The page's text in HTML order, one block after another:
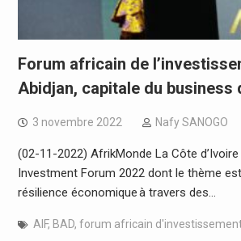
Forum africain de
Abidjan, capitale du business
3 novembre 2022 Nafy SANOGO
(02-11-2022) AfrikMonde La Côte d’Ivoire
Investment Forum 2022 dont le thème
résilience économique à travers des…
AIF, BAD, forum africain